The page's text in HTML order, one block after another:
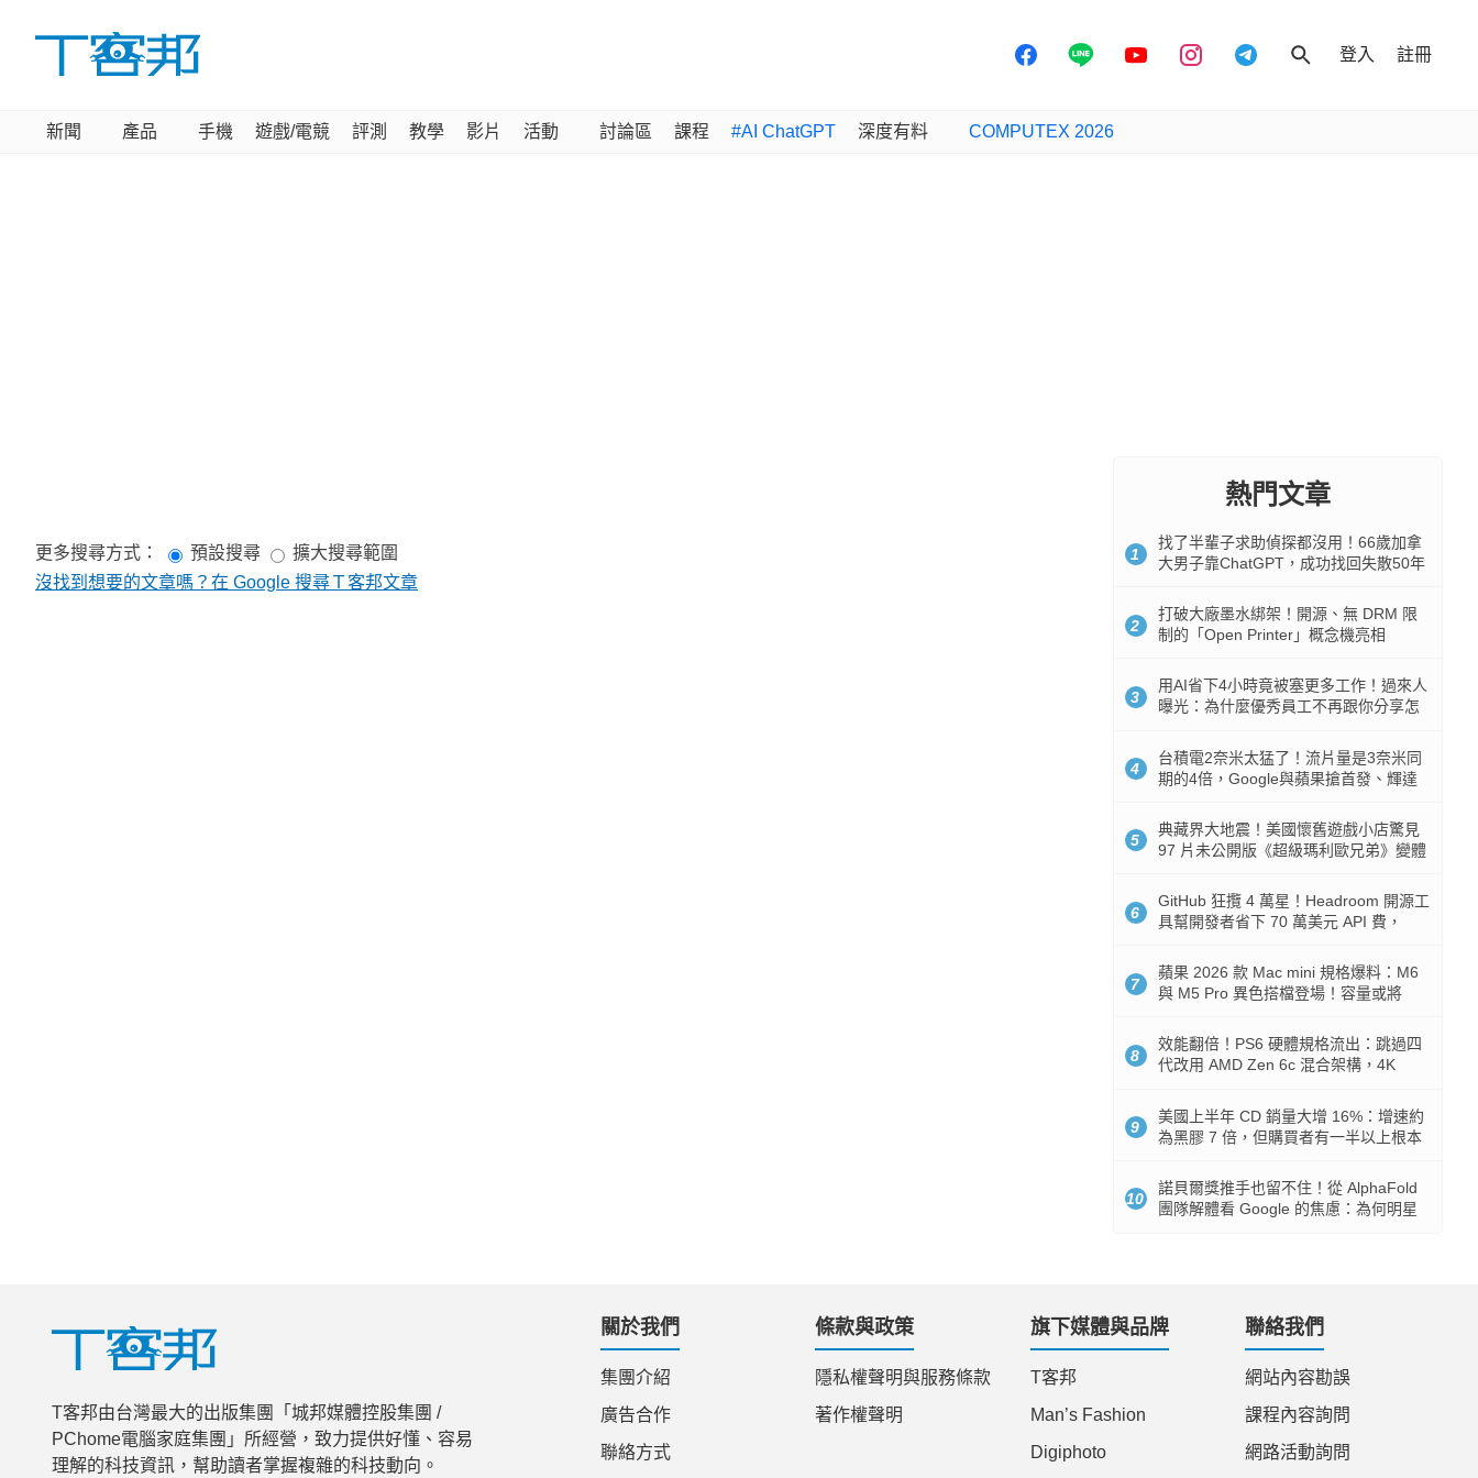
登入 註冊
新聞 產品 手機 遊戲/電競 評測 教學 影片 活動 討論區 課程 #AI ChatGPT 深度有料 COMPUTEX 2026
更多搜尋方式： 預設搜尋
擴大搜尋範圍
沒找到想要的文章嗎？在 Google 搜尋Ｔ客邦文章
熱門文章
1
找了半輩子求助偵探都沒用！66歲加拿
大男子靠ChatGPT，成功找回失散50年
2
打破大廠墨水綁架！開源、無 DRM 限
制的「Open Printer」概念機亮相
3
用AI省下4小時竟被塞更多工作！過來人
曝光：為什麼優秀員工不再跟你分享怎
4
台積電2奈米太猛了！流片量是3奈米同
期的4倍，Google與蘋果搶首發、輝達
5
典藏界大地震！美國懷舊遊戲小店驚見
97 片未公開版《超級瑪利歐兄弟》變體
6
GitHub 狂攬 4 萬星！Headroom 開源工
具幫開發者省下 70 萬美元 API 費，
7
蘋果 2026 款 Mac mini 規格爆料：M6
與 M5 Pro 異色搭檔登場！容量或將
8
效能翻倍！PS6 硬體規格流出：跳過四
代改用 AMD Zen 6c 混合架構，4K
9
美國上半年 CD 銷量大增 16%：增速約
為黑膠 7 倍，但購買者有一半以上根本
10
諾貝爾獎推手也留不住！從 AlphaFold
團隊解體看 Google 的焦慮：為何明星
T客邦由台灣最大的出版集團「城邦媒體控股集團 /
PChome電腦家庭集團」所經營，致力提供好懂、容易
理解的科技資訊，幫助讀者掌握複雜的科技動向。
關於我們
集團介紹
廣告合作
聯絡方式
條款與政策
隱私權聲明與服務條款
著作權聲明
旗下媒體與品牌
T客邦
Man’s Fashion
Digiphoto
聯絡我們
網站內容勘誤
課程內容詢問
網路活動詢問